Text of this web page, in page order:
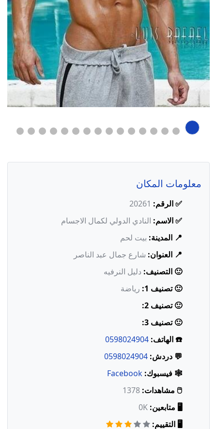
معلومات المكان
✅ الرقم: 20261
✅ الاسم: النادي الدولي لكمال الاجسام
📍 المدينة: بيت لحم
📍 العنوان: شارع جمال عبد الناصر
🙂 التصنيف: دليل النرفيه
🙂 تصنيف 1:
رياضة
🙂 تصنيف 2:
🙂 تصنيف 3:
☎️ الهاتف: 0598024904
💬 دردش: 0598024904
🕸️ فيسبوك: Facebook
🖱️ مشاهدات: 1378
🖥️ متابعين: 0K
🖥️ التقييم: